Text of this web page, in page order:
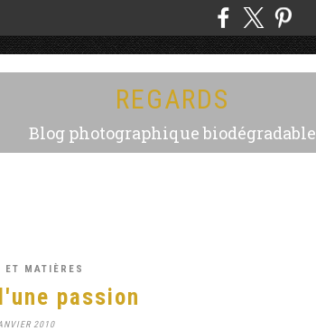
REGARDS
Blog photographique biodégradable
ET MATIÈRES
passion
2010